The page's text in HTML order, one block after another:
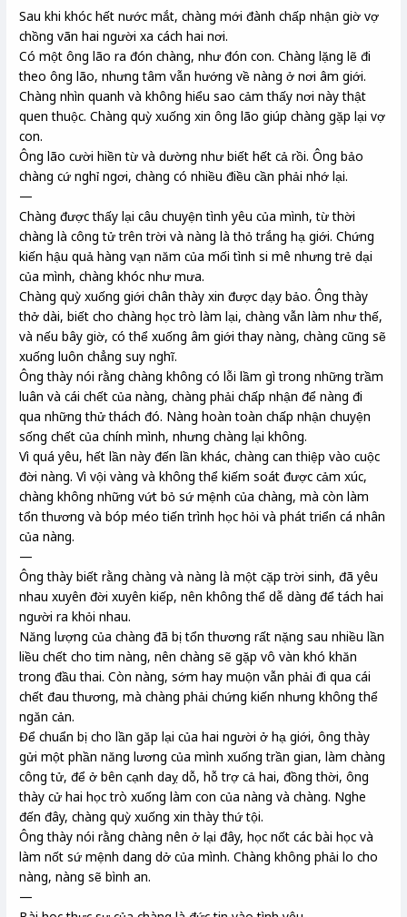
Sau khi khóc hết nước mắt, chàng mới đành chấp nhận giờ vợ
chồng vãn hai người xa cách hai nơi.
Có một ông lão ra đón chàng, như đón con. Chàng lặng lẽ đi
theo ông lão, nhưng tâm vẫn hướng về nàng ở nơi âm giới.
Chàng nhìn quanh và không hiểu sao cảm thấy nơi này thật
quen thuộc. Chàng quỳ xuống xin ông lão giúp chàng gặp lại vợ
con.
Ông lão cười hiền từ và dường như biết hết cả rồi. Ông bảo
chàng cứ nghỉ ngơi, chàng có nhiều điều cần phải nhớ lại.
—
Chàng được thấy lại câu chuyện tình yêu của mình, từ thời
chàng là công tử trên trời và nàng là thỏ trắng hạ giới. Chứng
kiến hậu quả hàng vạn năm của mối tình si mê nhưng trẻ dại
của mình, chàng khóc như mưa.
Chàng quỳ xuống giới chân thày xin được dạy bảo. Ông thày
thở dài, biết cho chàng học trò làm lại, chàng vẫn làm như thế,
và nếu bây giờ, có thể xuống âm giới thay nàng, chàng cũng sẽ
xuống luôn chẳng suy nghĩ.
Ông thày nói rằng chàng không có lỗi lầm gì trong những trầm
luân và cái chết của nàng, chàng phải chấp nhận để nàng đi
qua những thử thách đó. Nàng hoàn toàn chấp nhận chuyện
sống chết của chính mình, nhưng chàng lại không.
Vì quá yêu, hết lần này đến lần khác, chàng can thiệp vào cuộc
đời nàng. Vì vội vàng và không thể kiếm soát được cảm xúc,
chàng không những vứt bỏ sứ mệnh của chàng, mà còn làm
tổn thương và bóp méo tiến trình học hỏi và phát triển cá nhân
của nàng.
—
Ông thày biết rằng chàng và nàng là một cặp trời sinh, đã yêu
nhau xuyên đời xuyên kiếp, nên không thể dễ dàng để tách hai
người ra khỏi nhau.
Năng lượng của chàng đã bị tổn thương rất nặng sau nhiều lần
liều chết cho tim nàng, nên chàng sẽ gặp vô vàn khó khăn
trong đầu thai. Còn nàng, sớm hay muộn vẫn phải đi qua cái
chết đau thương, mà chàng phải chứng kiến nhưng không thể
ngăn cản.
Để chuẩn bị cho lần găp lại của hai người ở hạ giới, ông thày
gửi một phần năng lương của mình xuống trần gian, làm chàng
công tử, để ở bên cạnh daỵ dỗ, hỗ trợ cả hai, đồng thời, ông
thày cử hai học trò xuống làm con của nàng và chàng. Nghe
đến đây, chàng quỳ xuống xin thày thứ tội.
Ông thày nói rằng chàng nên ở lại đây, học nốt các bài học và
làm nốt sứ mệnh dang dở của mình. Chàng không phải lo cho
nàng, nàng sẽ bình an.
—